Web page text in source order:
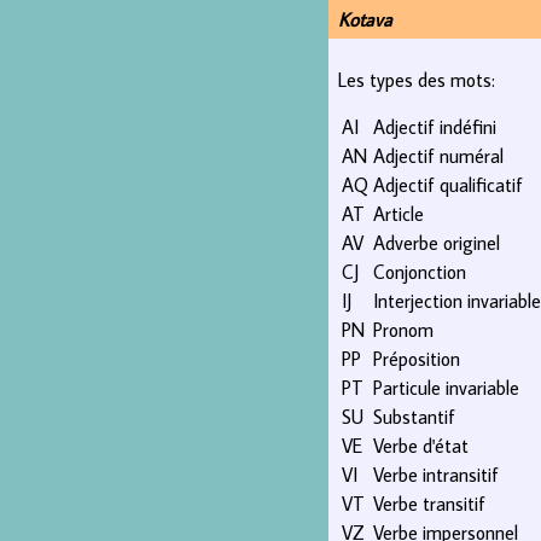
Kotava
Les types des mots:
AI Adjectif indéfini
AN Adjectif numéral
AQ Adjectif qualificatif
AT Article
AV Adverbe originel
CJ Conjonction
IJ
Interjection invariable
PN Pronom
PP Préposition
PT Particule invariable
SU Substantif
VE Verbe d'état
VI
Verbe intransitif
VT Verbe transitif
VZ Verbe impersonnel